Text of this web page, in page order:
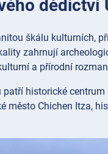
dědictví
škálu kulturních,
zahrnují
a přírodní
historické
Chichen Itza,